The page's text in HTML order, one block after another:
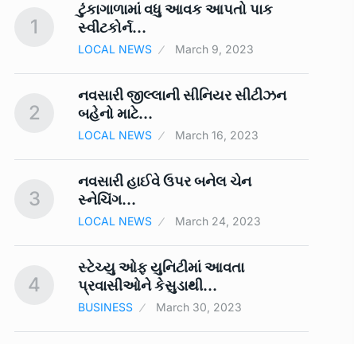
1
ટુંકાગાળામાં વધુ આવક આપતો પાક
સ્‍વીટકોર્ન…
LOCAL NEWS March 9, 2023
2
નવસારી જીલ્લાની સીનિયર સીટીઝન
બહેનો માટે…
LOCAL NEWS March 16, 2023
3
નવસારી હાઈવે ઉપર બનેલ ચેન
સ્નેચિંગ…
LOCAL NEWS March 24, 2023
4
સ્ટેચ્યુ ઓફ યુનિટીમાં આવતા
પ્રવાસીઓને કેસુડાથી…
BUSINESS March 30, 2023